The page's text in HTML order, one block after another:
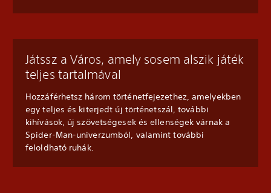
Játssz a Város, amely sosem alszik játék
teljes tartalmával
Hozzáférhetsz három történetfejezethez, amelyekben
egy teljes és kiterjedt új történetszál, további
kihívások, új szövetségesek és ellenségek várnak a
Spider-Man-univerzumból, valamint további
feloldható ruhák.